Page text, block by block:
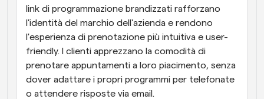
link di programmazione brandizzati rafforzano
l'identità del marchio dell'azienda e rendono
l'esperienza di prenotazione più intuitiva e user-
friendly. I clienti apprezzano la comodità di
prenotare appuntamenti a loro piacimento, senza
dover adattare i propri programmi per telefonate
o attendere risposte via email.